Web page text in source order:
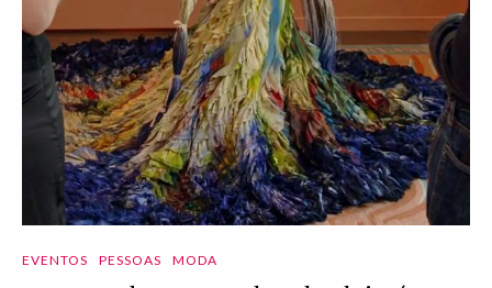
EVENTOS PESSOAS MODA